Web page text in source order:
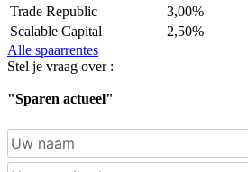
Trade Republic
3,00%
Scalable Capital
2,50%
Alle spaarrentes
Stel je vraag over :
"Sparen actueel"